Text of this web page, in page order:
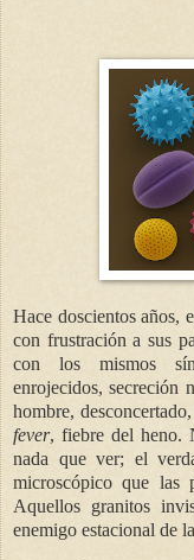
Hace doscientos años,
con frustración a sus
con los mismos
enrojecidos, secreción
hombre,
fever, fiebre del heno.
nada que ver; el
microscópico que las
Aquellos granitos
enemigo estacional de